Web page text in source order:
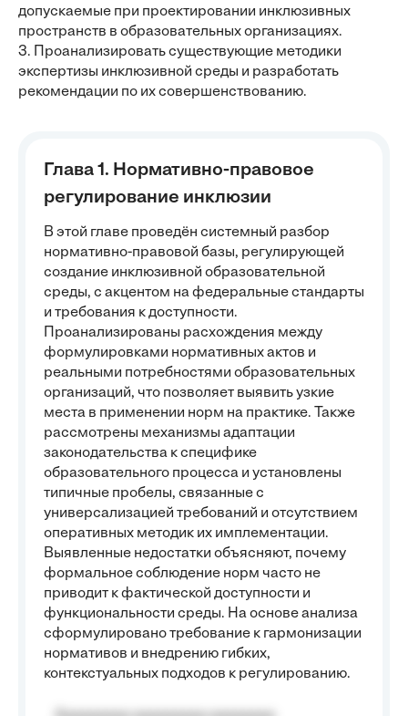
допускаемые при проектировании инклюзивных
пространств в образовательных организациях.
3. Проанализировать существующие методики
экспертизы инклюзивной среды и разработать
рекомендации по их совершенствованию.
Глава 1. Нормативно-правовое
регулирование инклюзии
В этой главе проведён системный разбор
нормативно-правовой базы, регулирующей
создание инклюзивной образовательной
среды, с акцентом на федеральные стандарты
и требования к доступности.
Проанализированы расхождения между
формулировками нормативных актов и
реальными потребностями образовательных
организаций, что позволяет выявить узкие
места в применении норм на практике. Также
рассмотрены механизмы адаптации
законодательства к специфике
образовательного процесса и установлены
типичные пробелы, связанные с
универсализацией требований и отсутствием
оперативных методик их имплементации.
Выявленные недостатки объясняют, почему
формальное соблюдение норм часто не
приводит к фактической доступности и
функциональности среды. На основе анализа
сформулировано требование к гармонизации
нормативов и внедрению гибких,
контекстуальных подходов к регулированию.